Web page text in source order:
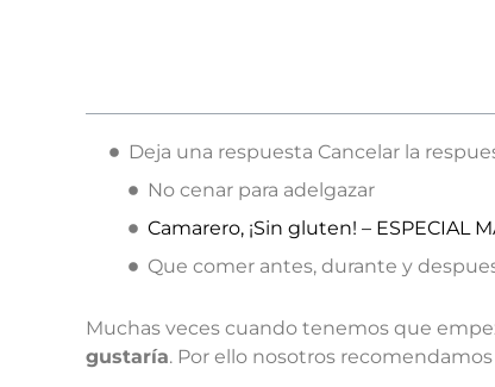
Deja una respuesta Cancelar la
No cenar para adelgazar
Camarero, ¡Sin gluten! – ESPECIAL
Que comer antes, durante y
Muchas veces cuando tenemos que
gustaría. Por ello nosotros